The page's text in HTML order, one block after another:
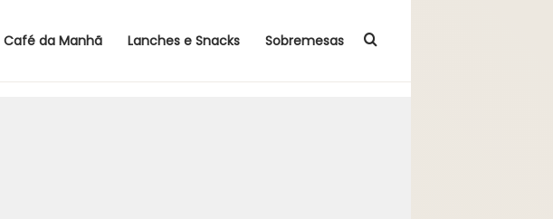
Café da Manhã Lanches e Snacks Sobremesas Procurar por